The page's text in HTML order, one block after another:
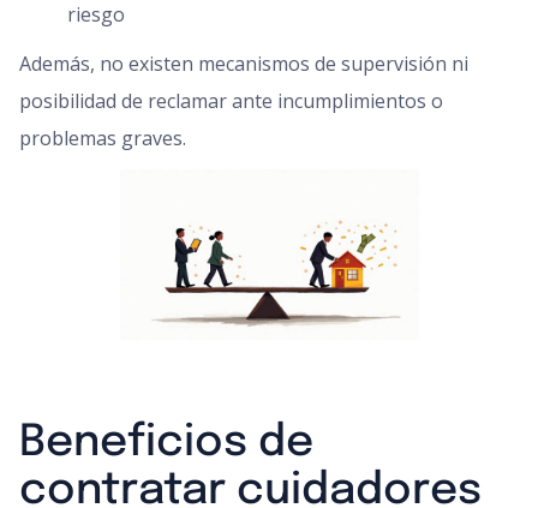
riesgo
Además, no existen mecanismos de supervisión ni
posibilidad de reclamar ante incumplimientos o
problemas graves.
Beneficios de
contratar cuidadores